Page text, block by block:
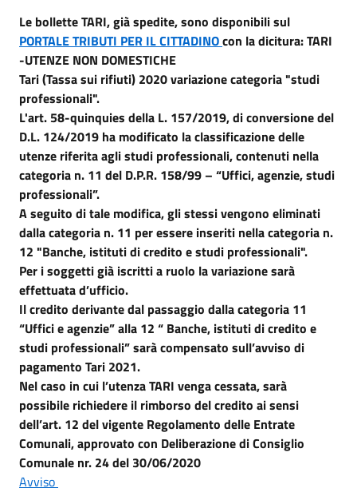
Le bollette TARI, già spedite, sono disponibili sul
PORTALE TRIBUTI PER IL CITTADINOcon la dicitura: TARI
-UTENZE NON DOMESTICHE
Tari (Tassa sui rifiuti) 2020 variazione categoria "studi
professionali".
L'art. 58-quinquies della L. 157/2019, di conversione del
D.L. 124/2019 ha modificato la classificazione delle
utenze riferita agli studi professionali, contenuti nella
categoria n. 11 del D.P.R. 158/99 – “Uffici, agenzie, studi
professionali”.
A seguito di tale modifica, gli stessi vengono eliminati
dalla categoria n. 11 per essere inseriti nella categoria n.
12 "Banche, istituti di credito e studi professionali".
Per i soggetti già iscritti a ruolo la variazione sarà
effettuata d’ufficio.
Il credito derivante dal passaggio dalla categoria 11
“Uffici e agenzie” alla 12 “ Banche, istituti di credito e
studi professionali” sarà compensato sull’avviso di
pagamento Tari 2021.
Nel caso in cui l’utenza TARI venga cessata, sarà
possibile richiedere il rimborso del credito ai sensi
dell’art. 12 del vigente Regolamento delle Entrate
Comunali, approvato con Deliberazione di Consiglio
Comunale nr. 24 del 30/06/2020
Avviso